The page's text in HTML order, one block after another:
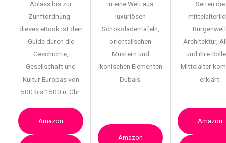
Ablass bis zur
Zunftordnung -
dieses eBook ist dein
Guide durch die
Geschichte,
Gesellschaft und
Kultur Europas von
500 bis 1500 n. Chr.
in eine Welt aus
luxuriösen
Schokoladentafeln,
orientalischen
Mustern und
ikonischen Elementen
Dubais.
Seiten die
Architektur,
und ihre
Mittelalter
erklärt.
Amazon
Amazon
Amazon